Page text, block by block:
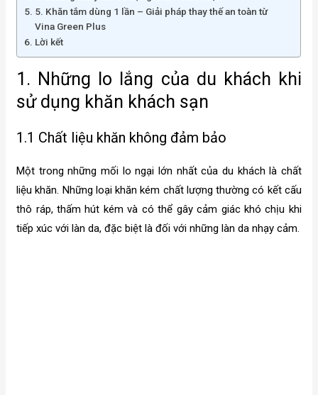
5. Khăn tắm dùng 1 lần – Giải pháp thay thế an toàn từ
Vina Green Plus
Lời kết
1. Những lo lắng của du khách khi
sử dụng khăn khách sạn
1.1 Chất liệu khăn không đảm bảo
Một trong những mối lo ngại lớn nhất của du khách là chất
liệu khăn. Những loại khăn kém chất lượng thường có kết cấu
thô ráp, thấm hút kém và có thể gây cảm giác khó chịu khi
tiếp xúc với làn da, đặc biệt là đối với những làn da nhạy cảm.